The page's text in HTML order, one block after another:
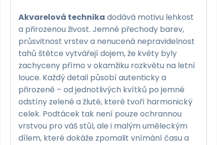
Akvarelová technika dodává motivu lehkost
a přirozenou živost. Jemné přechody barev,
průsvitnost vrstev a nenucená nepravidelnost
tahů štětce vytvářejí dojem, že květy byly
zachyceny přímo v okamžiku rozkvětu na letní
louce. Každý detail působí autenticky a
přirozeně – od jednotlivých kvítků po jemné
odstíny zelené a žluté, které tvoří harmonický
celek. Podtácek tak není pouze ochrannou
vrstvou pro váš stůl, ale i malým uměleckým
dílem, které dokáže zpomalit vnímání času a